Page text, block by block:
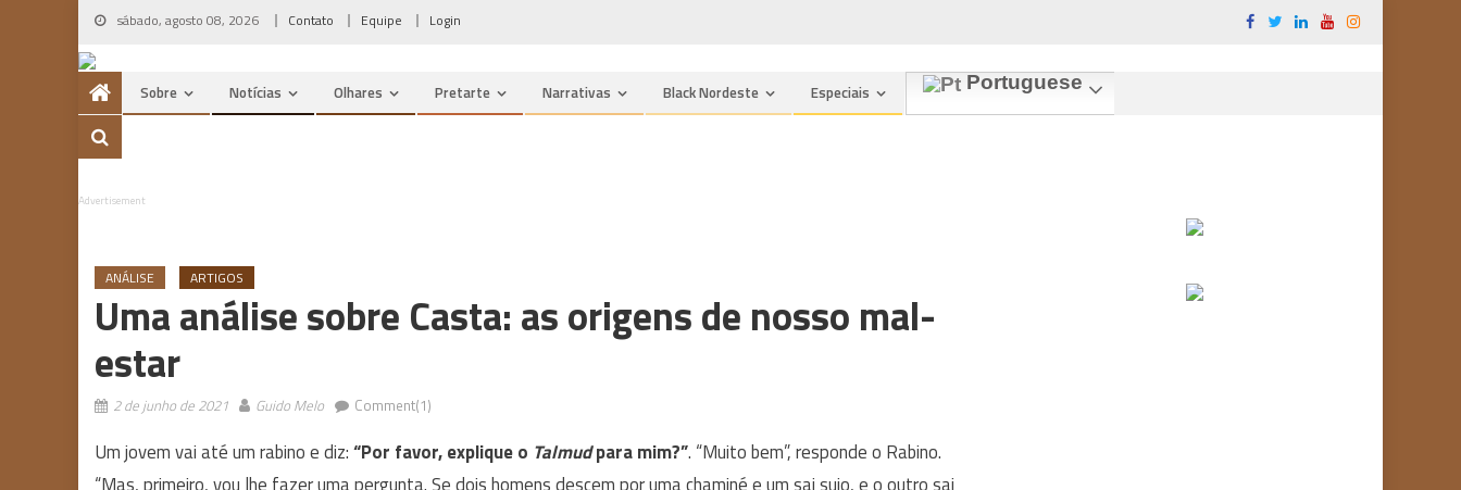
Skip
content
sábado, agosto 08, 2026 Contato Equipe Login
Sobre Notícias Olhares Pretarte Narrativas Black Nordeste Especiais Portuguese
Advertisement
ANÁLISE ARTIGOS
Uma análise sobre Casta: as origens de nosso mal-
estar
2 de junho de 2021 Guido Melo Comment(1)
Um jovem vai até um rabino e diz:“Por favor, explique o Talmudpara mim?”. “Muito bem”, responde o Rabino.